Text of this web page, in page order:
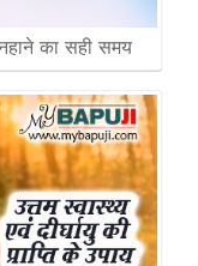
का सही समय